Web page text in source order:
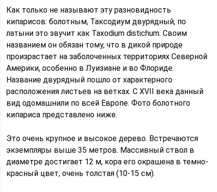
Как только не называют эту разновидность
кипарисов: болотным, Таксодиум двурядный, по
латыни это звучит как Taxodium distichum. Своим
названием он обязан тому, что в дикой природе
произрастает на заболоченных территориях Северной
Америки, особенно в Луизиане и во Флориде.
Название двурядный пошло от характерного
расположения листьев на ветках. С XVII века данный
вид одомашнили по всей Европе. Фото болотного
кипариса представлено ниже.
Это очень крупное и высокое дерево. Встречаются
экземпляры выше 35 метров. Массивный ствол в
диаметре достигает 12 м, кора его окрашена в темно-
красный цвет, очень толстая (10-15 см).